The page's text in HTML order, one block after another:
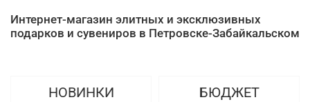
Интернет-магазин элитных и эксклюзивных
подарков и сувениров в Петровске-Забайкальском
НОВИНКИ
БЮДЖЕТ